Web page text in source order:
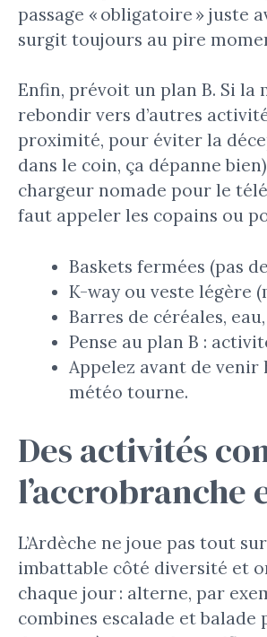
passage « obligatoire » juste
surgit toujours au pire
Enfin, prévoit un plan B. Si la
rebondir vers d’autres
proximité, pour éviter la
dans le coin, ça dépanne
chargeur nomade pour le
faut appeler les copains ou
Baskets fermées (pas
K-way ou veste légère
Barres de céréales,
Pense au plan B :
Appelez avant de
météo tourne.
Des activités
l’accrobranche
L’Ardèche ne joue pas tout
imbattable côté diversité et
chaque jour : alterne, par
combines escalade et balade